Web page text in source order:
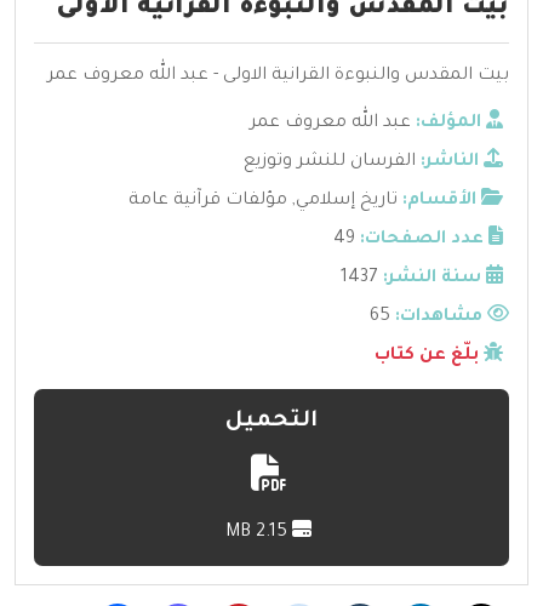
بيت المقدس والنبوءة القرانية الاولى
بيت المقدس والنبوءة القرانية الاولى - عبد الله معروف عمر
المؤلف: عبد الله معروف عمر
الناشر: الفرسان للنشر وتوزيع
الأقسام: تاريخ إسلامي, مؤلفات قرآنية عامة
عدد الصفحات: 49
سنة النشر: 1437
مشاهدات:
بلّغ عن كتاب
التحميل